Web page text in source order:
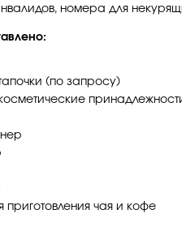
номера для
(по запросу)
приготовления чая и кофе